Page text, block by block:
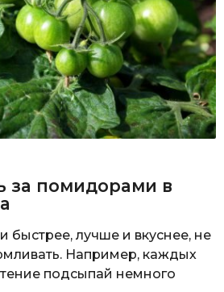
за помидорами в
быстрее, лучше и вкуснее, не
Например, каждых
подсыпай немного